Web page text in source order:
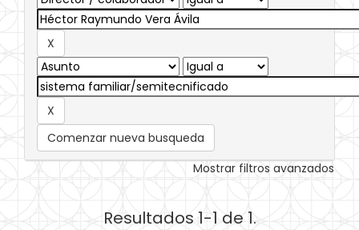
Comenzar nueva busqueda
Mostrar filtros avanzados
Resultados 1-1 de 1.